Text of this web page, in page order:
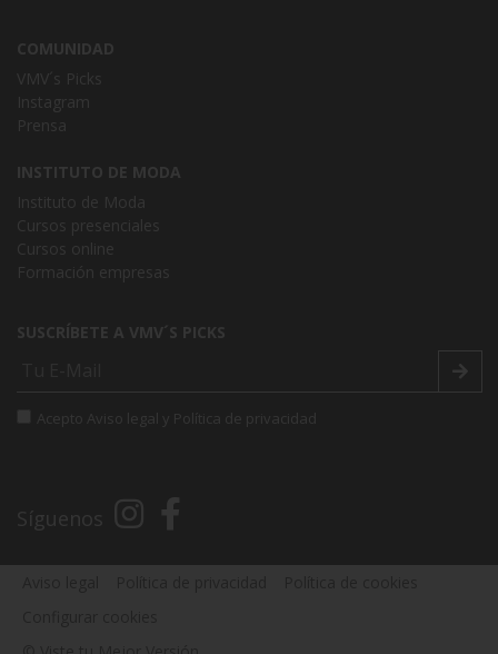
COMUNIDAD
VMV´s Picks
Instagram
Prensa
INSTITUTO DE MODA
Instituto de Moda
Cursos presenciales
Cursos online
Formación empresas
SUSCRÍBETE A VMV´S PICKS
Acepto Aviso legal Política de privacidad
Síguenos